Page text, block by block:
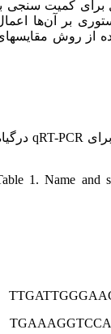
برای کمیت سنجی
بر آن‌ها
از روش
1. Name and